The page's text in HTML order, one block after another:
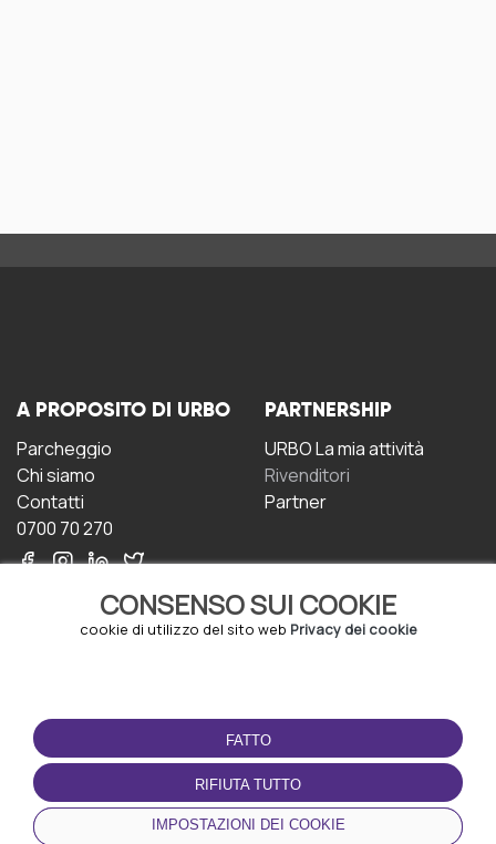
CONSENSO SUI COOKIE
cookie di utilizzo del sito web Privacy dei cookie
FATTO
RIFIUTA TUTTO
IMPOSTAZIONI DEI COOKIE
A PROPOSITO DI URBO
Parcheggio
Chi siamo
Contatti
0700 70 270
PARTNERSHIP
URBO La mia attività
Rivenditori
Partner
CONDIZIONI D'USO
Termini e Condizioni
Politica sulla riservatezza
Gestione dei Cookie
SCARICA L'APP